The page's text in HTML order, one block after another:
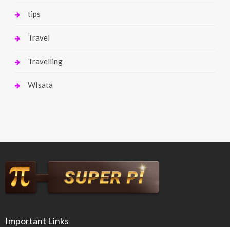
tips
Travel
Travelling
WIsata
Important Links